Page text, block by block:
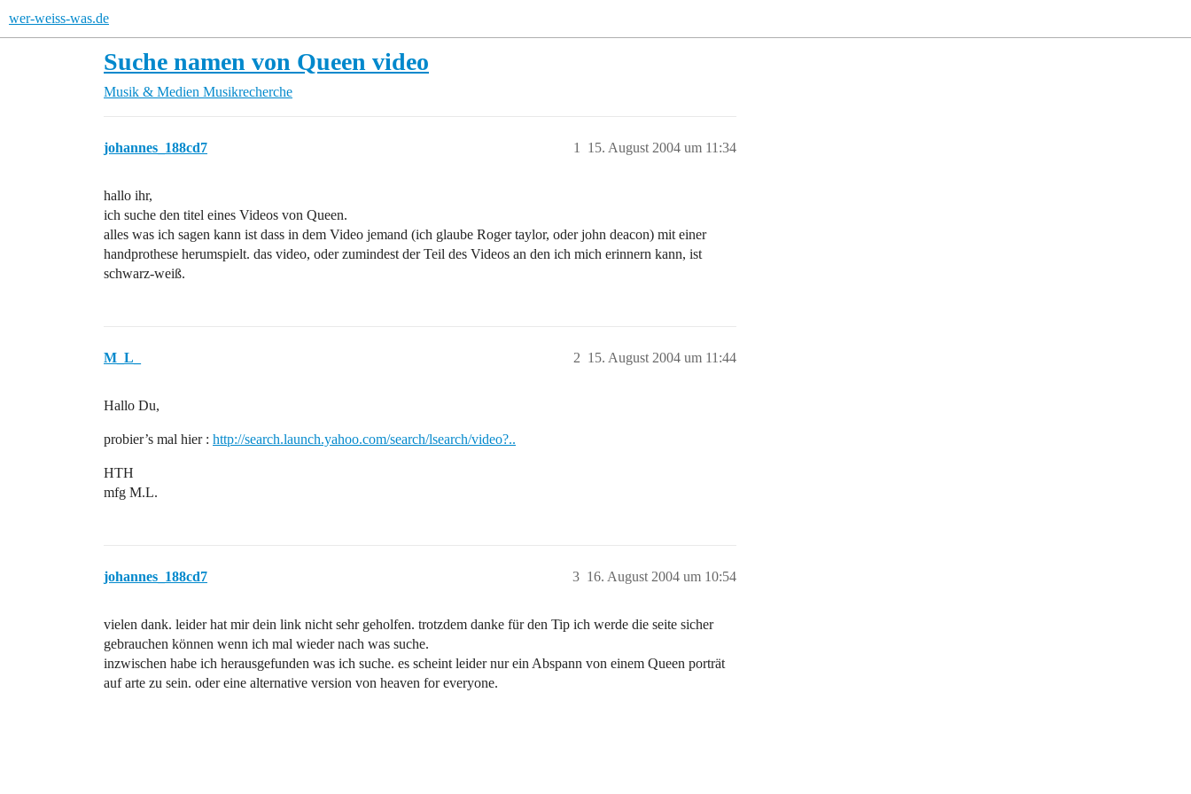
wer-weiss-was.de
Suche namen von Queen video
Musik & Medien Musikrecherche
johannes_188cd7 15. August 2004 um 11:34
1
hallo ihr,
ich suche den titel eines Videos von Queen.
alles was ich sagen kann ist dass in dem Video jemand (ich glaube Roger taylor, oder john deacon) mit einer
handprothese herumspielt. das video, oder zumindest der Teil des Videos an den ich mich erinnern kann, ist
schwarz-weiß.
M_L_ 15. August 2004 um 11:44
2
Hallo Du,
probier’s mal hier : http://search.launch.yahoo.com/search/lsearch/video?..
HTH
mfg M.L.
johannes_188cd7 16. August 2004 um 10:54
3
vielen dank. leider hat mir dein link nicht sehr geholfen. trotzdem danke für den Tip ich werde die seite sicher
gebrauchen können wenn ich mal wieder nach was suche.
inzwischen habe ich herausgefunden was ich suche. es scheint leider nur ein Abspann von einem Queen porträt
auf arte zu sein. oder eine alternative version von heaven for everyone.